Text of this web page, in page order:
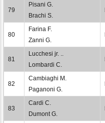
79
Pisani G.
Brachi S.
80
Farina F.
Zanni G.
81
Lucchesi jr. ..
Lombardi C.
82
Cambiaghi M.
Paganoni G.
83
Cardi C.
Dumont G.